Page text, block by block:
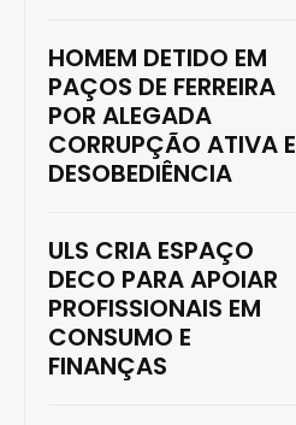
HOMEM DETIDO EM
PAÇOS DE FERREIRA
POR ALEGADA
CORRUPÇÃO ATIVA E
DESOBEDIÊNCIA
ULS CRIA ESPAÇO
DECO PARA APOIAR
PROFISSIONAIS EM
CONSUMO E
FINANÇAS